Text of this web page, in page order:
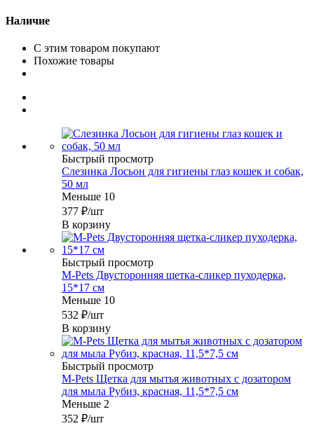
Наличие
С этим товаром покупают
Похожие товары
Быстрый просмотр
Слезинка Лосьон для гигиены глаз кошек и собак,
50 мл
Меньше 10
377 ₽/шт
В корзину
Быстрый просмотр
M-Pets Двусторонняя щетка-сликер пуходерка,
15*17 см
Меньше 10
532 ₽/шт
В корзину
Быстрый просмотр
M-Pets Щетка для мытья животных с дозатором
для мыла Рубиз, красная, 11,5*7,5 см
Меньше 2
352 ₽/шт